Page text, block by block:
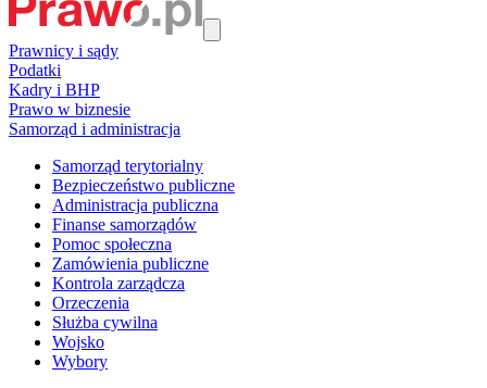
Prawnicy i sądy
Podatki
Kadry i BHP
Prawo w biznesie
Samorząd i administracja
Samorząd terytorialny
Bezpieczeństwo publiczne
Administracja publiczna
Finanse samorządów
Pomoc społeczna
Zamówienia publiczne
Kontrola zarządcza
Orzeczenia
Służba cywilna
Wojsko
Wybory